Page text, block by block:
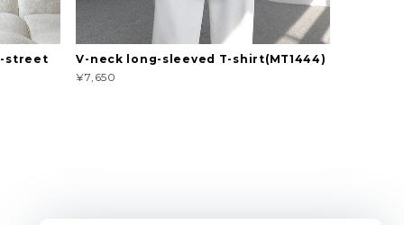
street
V-neck long-sleeved T-shirt(MT1444)
¥7,650